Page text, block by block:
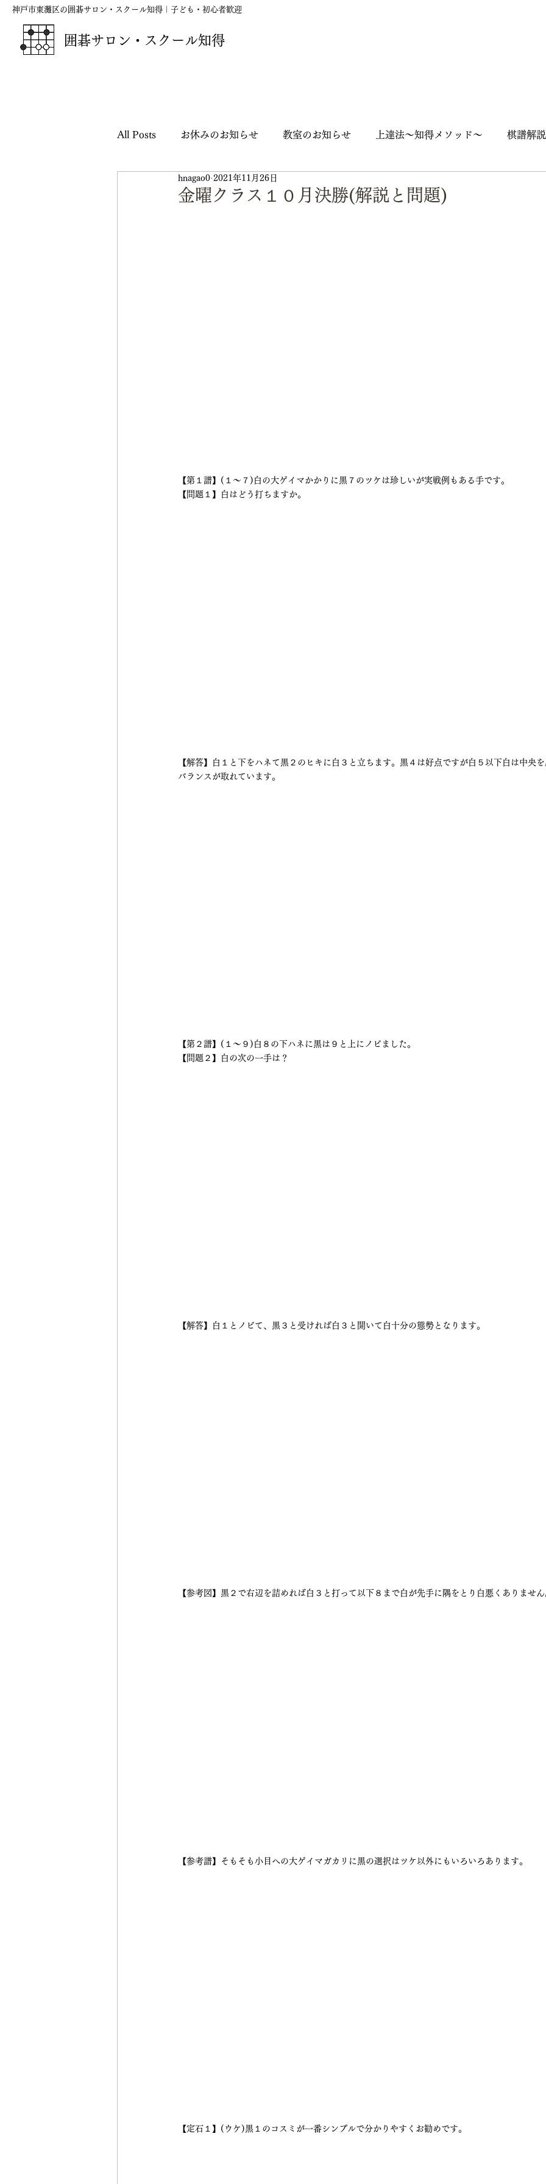
囲碁サロン・スクール知得
神戸市東灘区の囲碁サロン・スクール知得｜子ども・初心者歓迎
All Posts お休みのお知らせ 教室のお知らせ 上達法～知得メソッド～ 棋譜解説
囲碁の短歌・俳句・川柳 囲碁入門
金曜クラス１０月決勝(解説と問題)
hnagao0 2021年11月26日
【第１譜】(１～７)白の大ゲイマかかりに黒７のツケは珍しいが実戦例もある手です。
【問題１】白はどう打ちますか。
【解答】白１と下をハネて黒２のヒキに白３と立ちます。黒４は好点ですが白５以下白は中央
バランスが取れています。
【第２譜】(１～９)白８の下ハネに黒は９と上にノビました。
【問題２】白の次の一手は？
【解答】白１とノビて、黒３と受ければ白３と開いて白十分の態勢となります。
【参考図】黒２で右辺を詰めれば白３と打って以下８まで白が先手に隅をとり白悪くありませ
【参考譜】そもそも小目への大ゲイマガカリに黒の選択はツケ以外にもいろいろあります。
【定石１】(ウケ)黒１のコスミが一番シンプルで分かりやすくお勧めです。